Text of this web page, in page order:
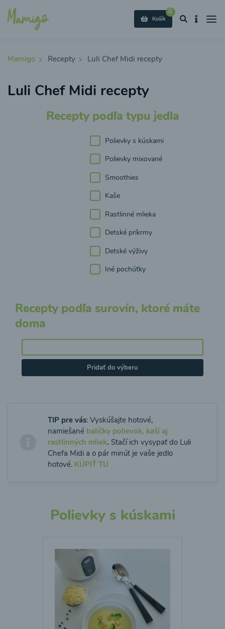
0
Košík
Mamigo Recepty Luli Chef Midi recepty
Luli Chef Midi recepty
Recepty podľa typu jedla
Polievky s kúskami
Polievky mixované
Smoothies
Kaše
Rastlinné mlieka
Detské príkrmy
Detské výživy
Iné pochúťky
Recepty podľa surovín, ktoré máte
doma
Pridať do výberu
TIP pre vás: Vyskúšajte hotové,
namiešané balíčky polievok, kaší aj
rastlinných mliek. Stačí ich vysypať do Luli
Chefa Midi a o pár minút je vaše jedlo
hotové. KÚPIŤ TU
Polievky s kúskami